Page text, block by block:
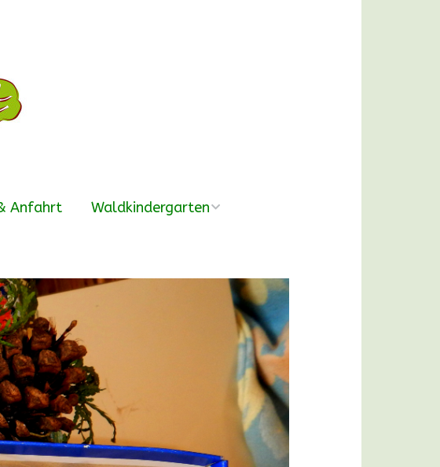
Anfahrt Waldkindergarten
Pädagogische
Bildergalerie